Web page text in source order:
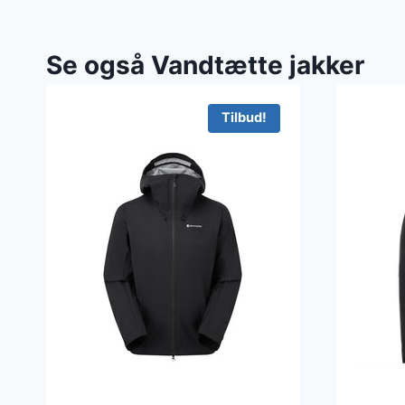
Se også Vandtætte jakker
Tilbud!